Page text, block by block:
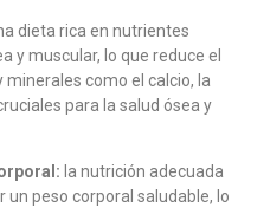
dieta rica en nutrientes
y muscular, lo que reduce el
como el calcio, la
para la salud ósea y
la nutrición adecuada
peso corporal saludable, lo